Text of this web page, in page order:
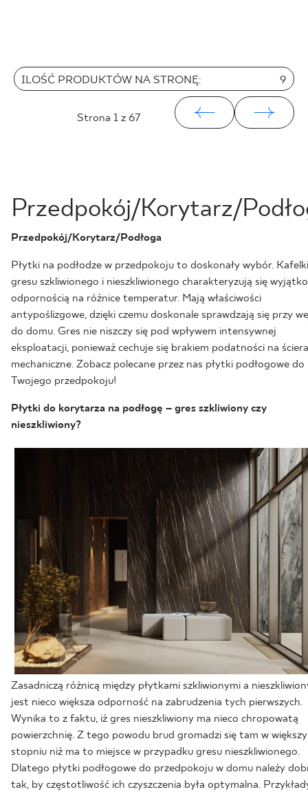
ILOŚĆ PRODUKTÓW NA STRONĘ: 9
Strona 1 z 67
Przedpokój/Korytarz/
Przedpokój/Korytarz/Podłoga
Płytki na podłodze w przedpokoju to doskonały wybór.
gresu szkliwionego i nieszkliwionego charakteryzują się
odpornością na różnice temperatur. Mają właściwości
antypoślizgowe, dzięki czemu doskonale sprawdzają się przy
do domu. Gres nie niszczy się pod wpływem intensywnej
eksploatacji, ponieważ cechuje się brakiem podatności na
mechaniczne. Zobacz polecane przez nas płytki podłogowe do
Twojego przedpokoju!
Płytki do korytarza na podłogę – gres szkliwiony czy
nieszkliwiony?
Zasadniczą różnicą między płytkami szkliwionymi a
jest nieco większa odporność na zabrudzenia tych pierwszych.
Wynika to z faktu, iż gres nieszkliwiony ma nieco chropowatą
powierzchnię. Z tego powodu brud gromadzi się tam w
stopniu niż ma to miejsce w przypadku gresu nieszkliwionego.
Dlatego płytki podłogowe do przedpokoju w domu należy
tak, by częstotliwość ich czyszczenia była optymalna.